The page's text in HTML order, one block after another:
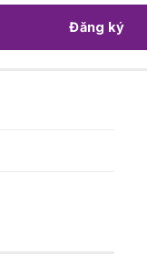
Đăng ký